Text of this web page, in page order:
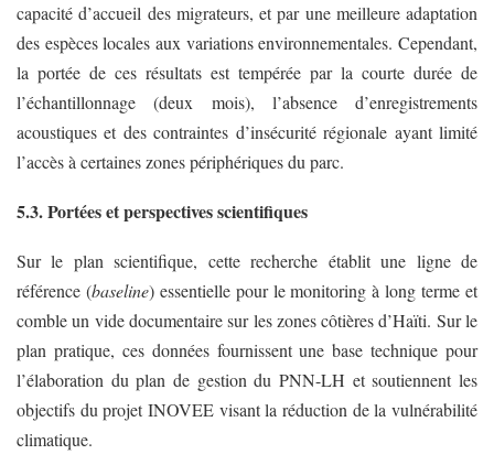
capacité d’accueil des migrateurs, et par une meilleure adaptation
des espèces locales aux variations environnementales. Cependant,
la portée de ces résultats est tempérée par la courte durée de
l’échantillonnage (deux mois), l’absence d’enregistrements
acoustiques et des contraintes d’insécurité régionale ayant limité
l’accès à certaines zones périphériques du parc.
5.3. Portées et perspectives scientifiques
Sur le plan scientifique, cette recherche établit une ligne de
référence (baseline) essentielle pour le monitoring à long terme et
comble un vide documentaire sur les zones côtières d’Haïti. Sur le
plan pratique, ces données fournissent une base technique pour
l’élaboration du plan de gestion du PNN-LH et soutiennent les
objectifs du projet INOVEE visant la réduction de la vulnérabilité
climatique.